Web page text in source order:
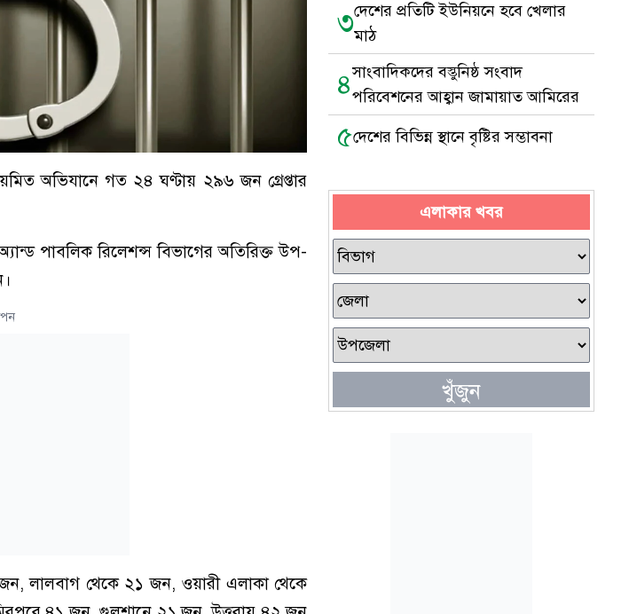
অভিযানে গত ২৪ ঘণ্টায় ২৯৬ জন গ্রেপ্তার
পাবলিক রিলেশন্স বিভাগের অতিরিক্ত উপ-
জন, লালবাগ থেকে ২১ জন, ওয়ারী এলাকা থেকে
৩দেশের প্রতিটি ইউনিয়নে হবে খেলার
মাঠ
৪সাংবাদিকদের বস্তুনিষ্ঠ সংবাদ
পরিবেশনের আহ্বান জামায়াত আমিরের
৫দেশের বিভিন্ন স্থানে বৃষ্টির সম্ভাবনা
এলাকার খবর
খুঁজুন